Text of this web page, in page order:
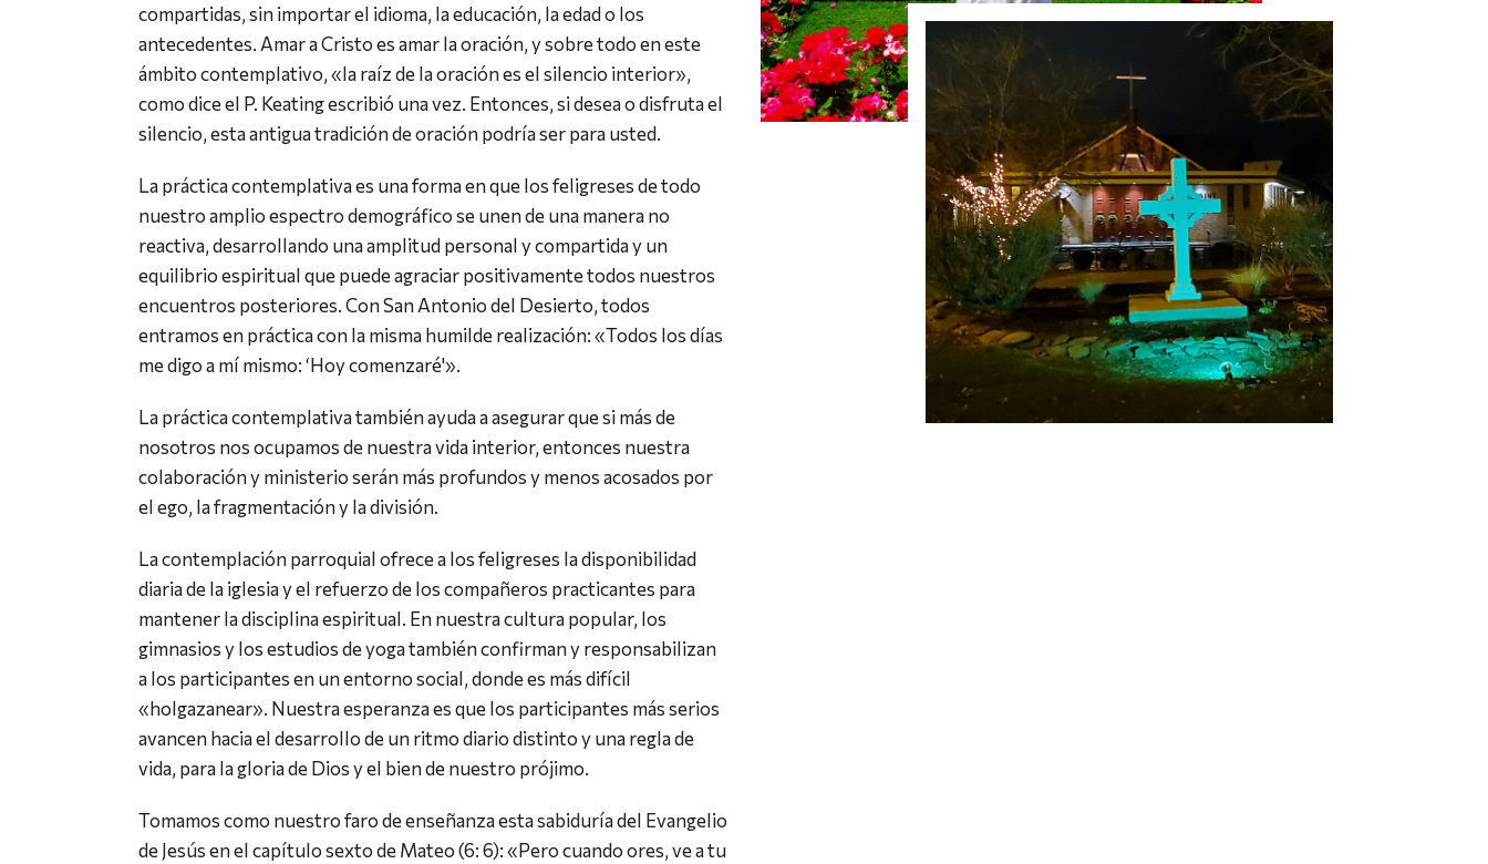
compartidas, sin importar el idioma, la educación, la edad o los
antecedentes. Amar a Cristo es amar la oración, y sobre todo en este
ámbito contemplativo, «la raíz de la oración es el silencio interior»,
como dice el P. Keating escribió una vez. Entonces, si desea o disfruta el
silencio, esta antigua tradición de oración podría ser para usted.
La práctica contemplativa es una forma en que los feligreses de todo
nuestro amplio espectro demográfico se unen de una manera no
reactiva, desarrollando una amplitud personal y compartida y un
equilibrio espiritual que puede agraciar positivamente todos nuestros
encuentros posteriores. Con San Antonio del Desierto, todos
entramos en práctica con la misma humilde realización: «Todos los días
me digo a mí mismo: ‘Hoy comenzaré'».
La práctica contemplativa también ayuda a asegurar que si más de
nosotros nos ocupamos de nuestra vida interior, entonces nuestra
colaboración y ministerio serán más profundos y menos acosados por
el ego, la fragmentación y la división.
La contemplación parroquial ofrece a los feligreses la disponibilidad
diaria de la iglesia y el refuerzo de los compañeros practicantes para
mantener la disciplina espiritual. En nuestra cultura popular, los
gimnasios y los estudios de yoga también confirman y responsabilizan
a los participantes en un entorno social, donde es más difícil
«holgazanear». Nuestra esperanza es que los participantes más serios
avancen hacia el desarrollo de un ritmo diario distinto y una regla de
vida, para la gloria de Dios y el bien de nuestro prójimo.
Tomamos como nuestro faro de enseñanza esta sabiduría del Evangelio
de Jesús en el capítulo sexto de Mateo (6: 6): «Pero cuando ores, ve a tu